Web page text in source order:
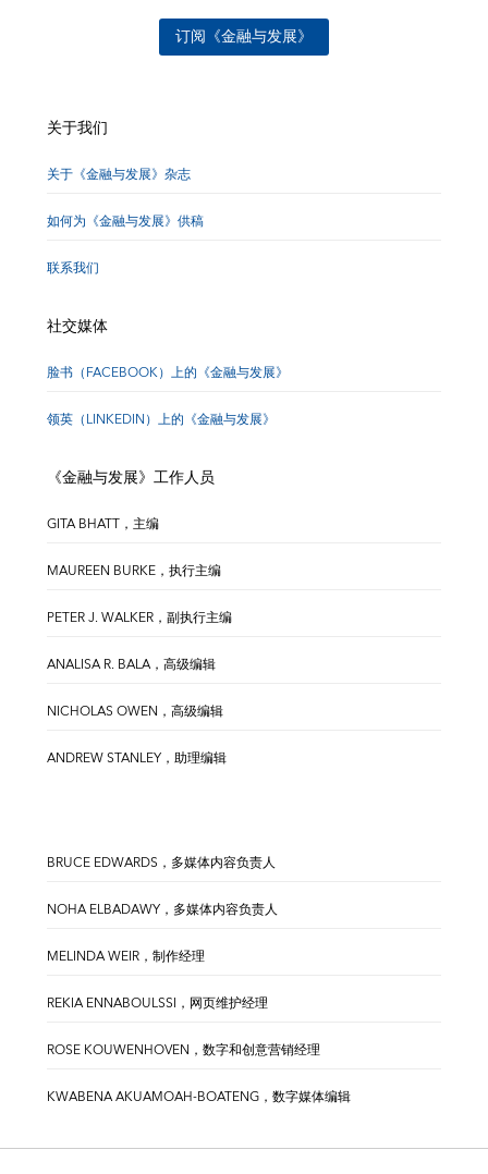
订阅《金融与发展》
关于我们
关于《金融与发展》杂志
如何为《金融与发展》供稿
联系我们
社交媒体
脸书（FACEBOOK）上的《金融与发展》
领英（LINKEDIN）上的《金融与发展》
《金融与发展》工作人员
GITA BHATT，主编
MAUREEN BURKE，执行主编
PETER J. WALKER，副执行主编
ANALISA R. BALA，高级编辑
NICHOLAS OWEN，高级编辑
ANDREW STANLEY，助理编辑
BRUCE EDWARDS，多媒体内容负责人
NOHA ELBADAWY，多媒体内容负责人
MELINDA WEIR，制作经理
REKIA ENNABOULSSI，网页维护经理
ROSE KOUWENHOVEN，数字和创意营销经理
KWABENA AKUAMOAH-BOATENG，数字媒体编辑